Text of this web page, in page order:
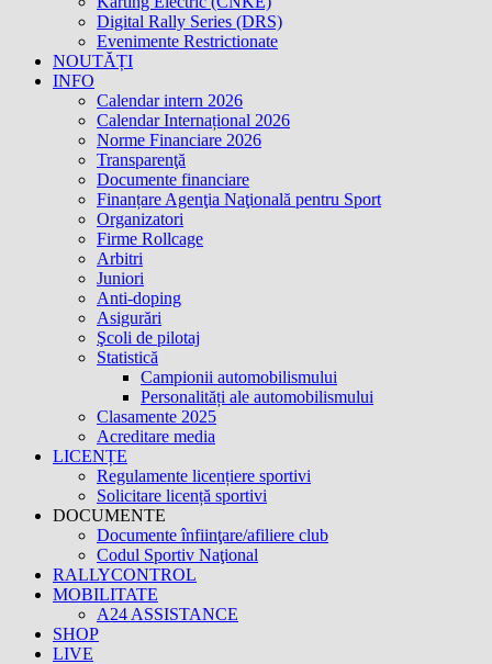
Digital Rally Series (DRS)
Evenimente Restrictionate
NOUTĂȚI
INFO
Calendar intern 2026
Calendar Internațional 2026
Norme Financiare 2026
Transparenţă
Documente financiare
Finanțare Agenţia Naţională pentru Sport
Organizatori
Firme Rollcage
Arbitri
Juniori
Anti-doping
Asigurări
Şcoli de pilotaj
Statistică
Campionii automobilismului
Personalități ale automobilismului
Clasamente 2025
Acreditare media
LICENȚE
Regulamente licențiere sportivi
Solicitare licență sportivi
DOCUMENTE
Documente înfiinţare/afiliere club
Codul Sportiv Naţional
RALLYCONTROL
MOBILITATE
A24 ASSISTANCE
SHOP
LIVE